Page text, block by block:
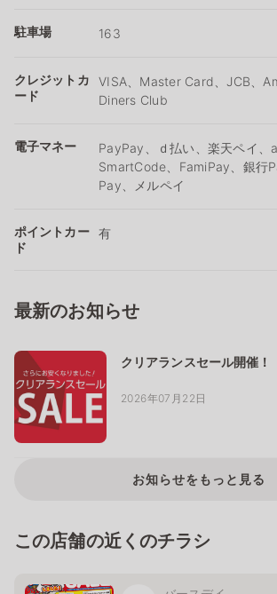
駐車場 163
クレジットカ
ード
VISA、Master Card、JCB、
Diners Club
電子マネー
PayPay、ｄ払い、楽天ペイ、
SmartCode、FamiPay、銀行
Pay、メルペイ
ポイントカー
ド
有
最新のお知らせ
クリアランスセール開催！
2026年07月22日
お知らせをもっと見る
この店舗の近くのチラシ